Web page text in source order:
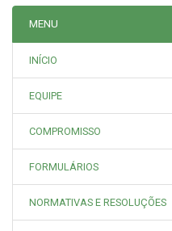
MENU
INÍCIO
EQUIPE
COMPROMISSO
FORMULÁRIOS
NORMATIVAS E RESOLUÇÕES